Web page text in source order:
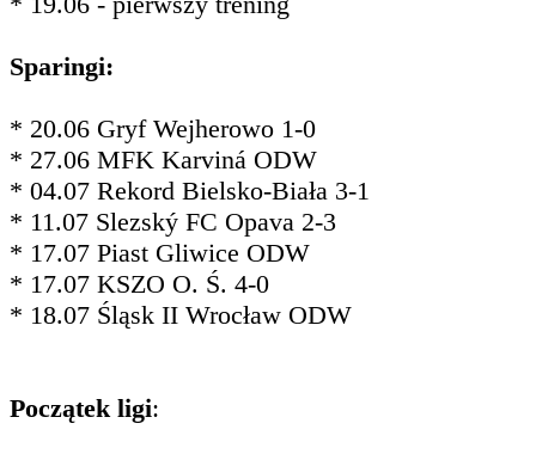
Sparingi:
* 20.06 Gryf Wejherowo 1-0
* 27.06 MFK Karviná ODW
* 04.07 Rekord Bielsko-Biała 3-1
* 11.07 Slezský FC Opava 2-3
* 17.07 Piast Gliwice ODW
* 17.07 KSZO O. Ś. 4-0
* 18.07 Śląsk II Wrocław ODW
Początek ligi: